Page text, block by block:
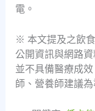
電。
※ 本文提及之飲
公開資訊與網路
並不具備醫療成
師、營養師建議為